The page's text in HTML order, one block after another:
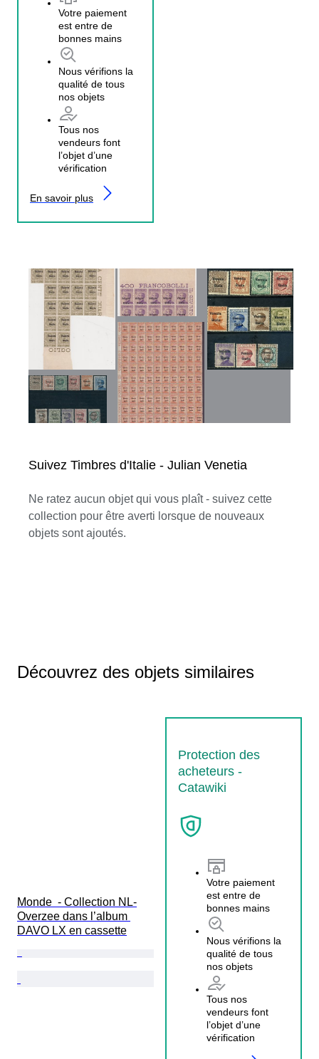
Votre paiement
est entre de
bonnes mains
Nous vérifions la
qualité de tous
nos objets
Tous nos
vendeurs font
l’objet d’une
vérification
En savoir plus
Suivez Timbres d'Italie - Julian Venetia
Ne ratez aucun objet qui vous plaît - suivez cette
collection pour être averti lorsque de nouveaux
objets sont ajoutés.
Découvrez des objets similaires
Protection des
acheteurs -
Catawiki
Votre paiement
est entre de
bonnes mains
Nous vérifions la
qualité de tous
nos objets
Tous nos
vendeurs font
l’objet d’une
vérification
Monde  - Collection NL-
Overzee dans l’album
DAVO LX en cassette